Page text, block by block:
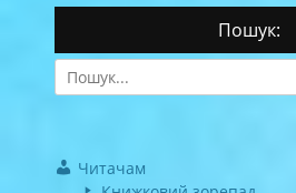
Пошук:
Search
for:
Читачам